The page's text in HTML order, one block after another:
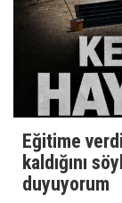
Eğitime
kaldığını
duyuyorum